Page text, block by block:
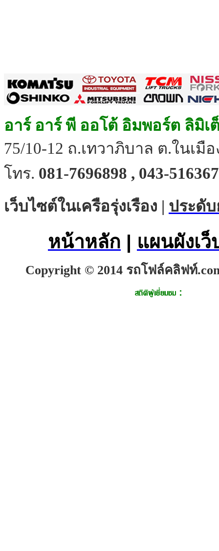
อาร์ อาร์ พี ออโต้ อิมพอร์ต ลิมิเ
75/10-12 ถ.เทวาภิบาล ต.ในเมื
โทร. 081-7696898 , 043-
เว็บไซต์ในเครือรุ่งเรือง | ประดั
หน้าหลัก | แผนผังเ
Copyright © 2014 รถโฟล์คลิฟท์